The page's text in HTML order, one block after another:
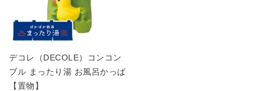
デコレ（DECOLE）コンコン
ブル まったり湯 お風呂かっぱ
【置物】